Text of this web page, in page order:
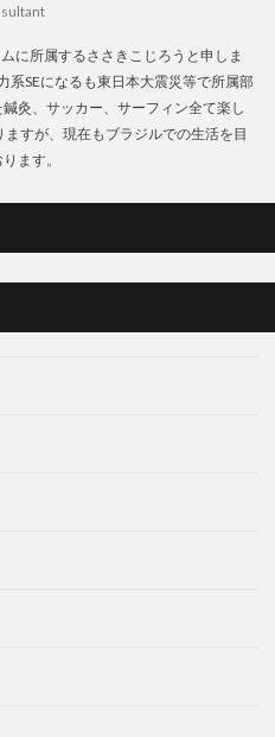
に所属するささきこじろうと申しま
系SEになるも東日本大震災等で所属部
灸、サッカー、サーフィン全て楽し
すが、現在もブラジルでの生活を目
ます。